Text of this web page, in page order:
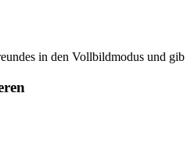
in den Vollbildmodus und gib